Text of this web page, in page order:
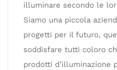
illuminare secondo le
Siamo una piccola
progetti per il futuro,
soddisfare tutti coloro
prodotti d’illuminazione